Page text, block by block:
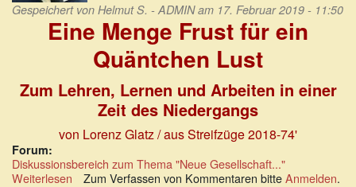
Gespeichert von Helmut S. - ADMINam 17. Februar 2019 - 11:50
Eine Menge Frust für ein
Quäntchen Lust
Zum Lehren, Lernen und Arbeiten in einer
Zeit des Niedergangs
von Lorenz Glatz / aus Streifzüge 2018-74'
Forum:
Diskussionsbereich zum Thema "Neue Gesellschaft..."
Weiterlesen über
Zum Verfassen von Kommentaren bitteAnmelden.